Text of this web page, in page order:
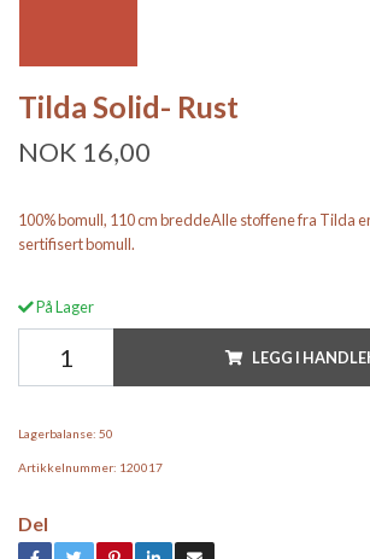
Tilda Solid- Rust
NOK 16,00
100% bomull, 110 cm breddeAlle stoffene fra Tilda
sertifisert bomull.
På Lager
LEGG I
Lagerbalanse: 50
Artikkelnummer: 120017
Del